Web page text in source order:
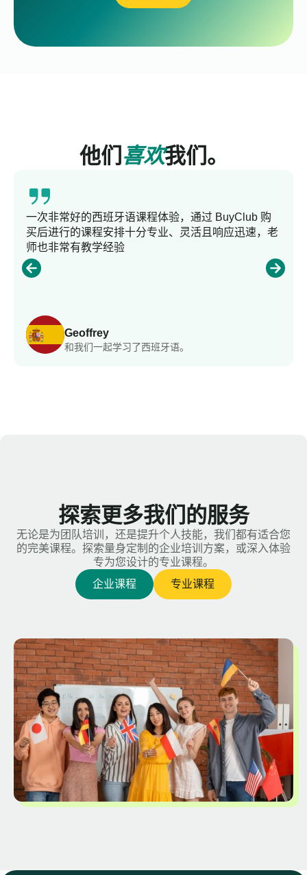
他们 喜欢我们。
Geoffrey
和我们一起学习了西班牙语。
一次非常好的西班牙语课程体验，通过 BuyClub 购
买后进行的课程安排十分专业、灵活且响应迅速，老
师也非常有教学经验
探索更多我们的服务
无论是为团队培训，还是提升个人技能，我们都有适合您
的完美课程。探索量身定制的企业培训方案，或深入体验
专为您设计的专业课程。
企业课程
专业课程